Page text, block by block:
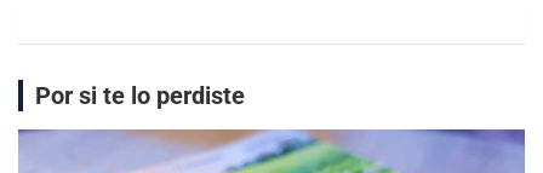
Por si te lo perdiste